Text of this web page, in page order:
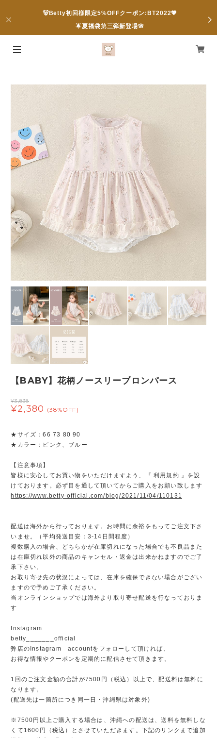
🐻Betty初回様限定5%OFFクーポン:BT2022💖
🌟夏福袋第三弾新登場🌸
【BABY】花柄ノースリーブロンパース
¥3,838
¥2,380 (38%OFF)
★サイズ：66 73 80 90
★カラー：ピンク、ブルー
【注意事項】
皆様に安心してお買い物をいただけますよう、『 利用規約 』を設
けております。必ず目を通して頂いてからご購入をお願い致します
https://www.betty-official.com/blog/2021/11/04/110131
配送は海外から行っております。お時間に余裕をもってご注文下さ
いませ。（平均発送目安：3-14日間程度）
複数購入の場合、どちらかが在庫切れになった場合でも不良品また
は在庫切れ以外の商品のキャンセル・返金は出来かねますのでご了
承下さい。
お取り寄せ先の状況によっては、在庫を確保できない場合がござい
ますので予めご了承ください。
当オンラインショップでは海外より取り寄せ配送を行なっておりま
す
Instagram
betty_______official
弊店のInstagram accountをフォローして頂ければ、
お得な情報やクーポンを定期的に配信させて頂きます。
1回のご注文金額の合計が7500円（税込）以上で、配送料は無料に
なります。
(配送先は一箇所につき同一日・沖縄県は対象外)
※7500円以上ご購入する場合は、沖縄への配送は、送料を無料しな
くて1600円（税込）とさせていただきます。下記のリンクまで追加